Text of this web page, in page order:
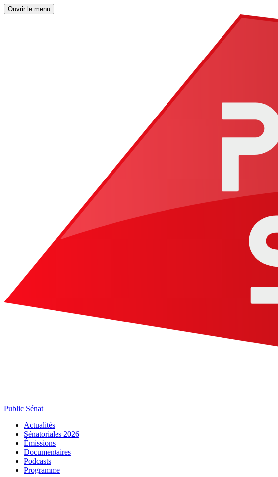
Ouvrir le menu
Public Sénat
Actualités
Sénatoriales 2026
Émissions
Documentaires
Podcasts
Programme